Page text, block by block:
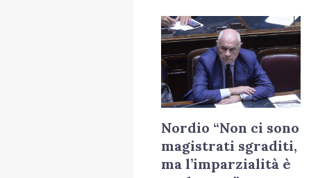
Nordio “Non ci sono
magistrati sgraditi,
ma l’imparzialità è